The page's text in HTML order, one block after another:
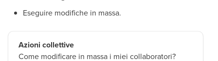
Eseguire modifiche in massa.
Azioni collettive
Come modificare in massa i miei collaboratori?